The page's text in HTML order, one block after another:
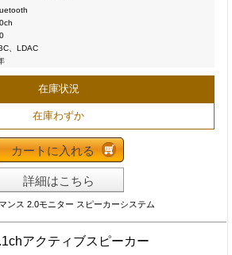
、LDAC
在庫状況
在庫わずか
カートに入れる
詳細はこちら
ンス 2.0モニター スピーカーシステム